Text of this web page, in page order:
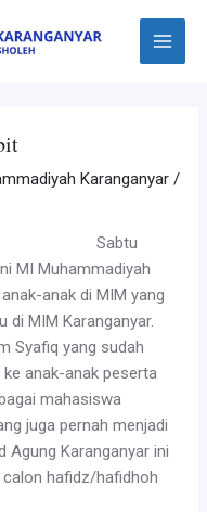
Main
Menu
Karanganyar /
Sabtu
MI Muhammadiyah
anak di MIM yang
di MIM Karanganyar.
Syafiq yang sudah
anak-anak peserta
mahasiswa
juga pernah menjadi
Agung Karanganyar ini
hafidz/hafidhoh